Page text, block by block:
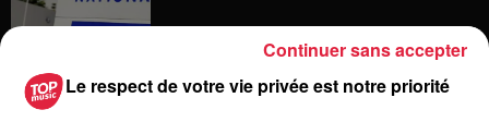
Au zoo de Mulhouse : rencontre
Le respect de votre vie privée est notre priorité
Continuer sans accepter